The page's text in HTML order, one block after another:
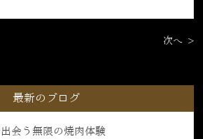
次へ >
最新のブログ
会う無限の焼肉体験